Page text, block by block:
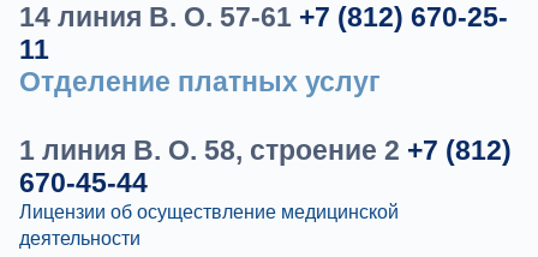
14 линия В. О. 57-61 +7 (812) 670-25-
11
Отделение платных услуг
1 линия В. О. 58, строение 2 +7 (812)
670-45-44
Лицензии об осуществление медицинской
деятельности